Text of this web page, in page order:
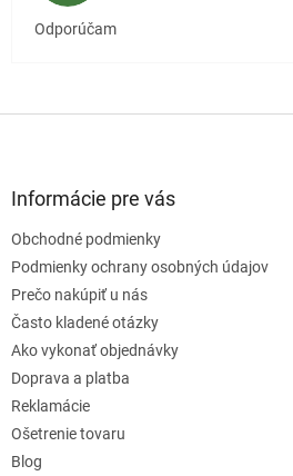
Odporúčam
Informácie pre vás
Obchodné podmienky
Podmienky ochrany osobných údajov
Prečo nakúpiť u nás
Často kladené otázky
Ako vykonať objednávky
Doprava a platba
Reklamácie
Ošetrenie tovaru
Blog